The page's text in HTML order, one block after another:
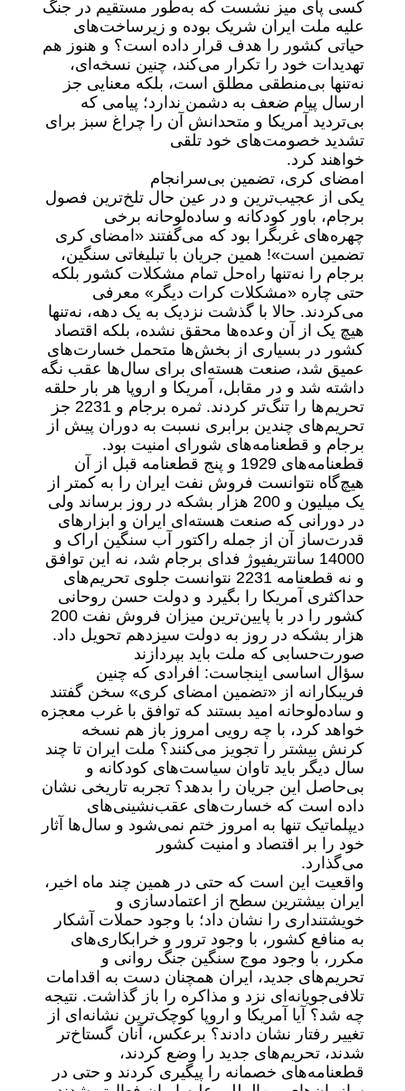
کسی پای میز نشست که به‌طور مستقیم در جنگ
علیه ملت ایران شریک بوده و زیرساخت‌های
حیاتی کشور را هدف قرار داده است؟ و هنوز هم
تهدیدات خود را تکرار می‌کند، چنین نسخه‌ای،
نه‌تنها بی‌منطقی مطلق است، بلکه معنایی جز
ارسال پیام ضعف به دشمن ندارد؛ پیامی که
بی‌تردید آمریکا و متحدانش آن را چراغ سبز برای
تشدید خصومت‌های خود تلقی
خواهند کرد.
امضای کری، تضمین بی‌سرانجام
یکی از عجیب‌ترین و در عین حال تلخ‌ترین فصول
برجام، باور کودکانه و ساده‌لوحانه برخی
چهره‌های غربگرا بود که می‌گفتند «امضای کری
تضمین است»! همین جریان با تبلیغاتی سنگین،
برجام را نه‌تنها راه‌حل تمام مشکلات کشور بلکه
حتی چاره «مشکلات کرات دیگر» معرفی
می‌کردند. حالا با گذشت نزدیک به یک دهه، نه‌تنها
هیچ یک از آن وعده‌ها محقق نشده، بلکه اقتصاد
کشور در بسیاری از بخش‌ها متحمل خسارت‌های
عمیق شد، صنعت هسته‌ای برای سال‌ها عقب نگه
داشته شد و در مقابل، آمریکا و اروپا هر بار حلقه
تحریم‌ها را تنگ‌تر کردند. ثمره برجام و 2231 جز
تحریم‌های چندین برابری نسبت به دوران پیش از
برجام و قطعنامه‌های شورای امنیت بود.
قطعنامه‌های 1929 و پنج قطعنامه قبل از آن
هیچ‌گاه نتوانست فروش نفت ایران را به کمتر از
یک میلیون و 200 هزار بشکه در روز برساند ولی
در دورانی که صنعت هسته‌ای ایران و ابزارهای
قدرت‌ساز آن از جمله راکتور آب سنگین اراک و
14000 سانتریفیوژ فدای برجام شد، نه این توافق
و نه قطعنامه 2231 نتوانست جلوی تحریم‌های
حداکثری آمریکا را بگیرد و دولت حسن روحانی
کشور را در با پایین‌ترین میزان فروش نفت 200
هزار بشکه در روز به دولت سیزدهم تحویل داد.
صورت‌حسابی که ملت باید بپردازند
سؤال اساسی اینجاست: افرادی که چنین
فریبکارانه از «تضمین امضای کری» سخن گفتند
و ساده‌لوحانه امید بستند که توافق با غرب معجزه
خواهد کرد، با چه رویی امروز باز هم نسخه
کرنش بیشتر را تجویز می‌کنند؟ ملت ایران تا چند
سال دیگر باید تاوان سیاست‌های کودکانه و
بی‌حاصل این جریان را بدهد؟ تجربه تاریخی نشان
داده است که خسارت‌های عقب‌نشینی‌های
دیپلماتیک تنها به امروز ختم نمی‌شود و سال‌ها آثار
خود را بر اقتصاد و امنیت کشور
می‌گذارد.
واقعیت این است که حتی در همین چند ماه اخیر،
ایران بیشترین سطح از اعتمادسازی و
خویشتنداری را نشان داد؛ با وجود حملات آشکار
به منافع کشور، با وجود ترور و خرابکاری‌های
مکرر، با وجود موج سنگین جنگ روانی و
تحریم‌های جدید، ایران همچنان دست به اقدامات
تلافی‌جویانه‌ای نزد و مذاکره را باز گذاشت. نتیجه
چه شد؟ آیا آمریکا و اروپا کوچک‌ترین نشانه‌ای از
تغییر رفتار نشان دادند؟ برعکس، آنان گستاخ‌تر
شدند، تحریم‌های جدید را وضع کردند،
قطعنامه‌های خصمانه را پیگیری کردند و حتی در